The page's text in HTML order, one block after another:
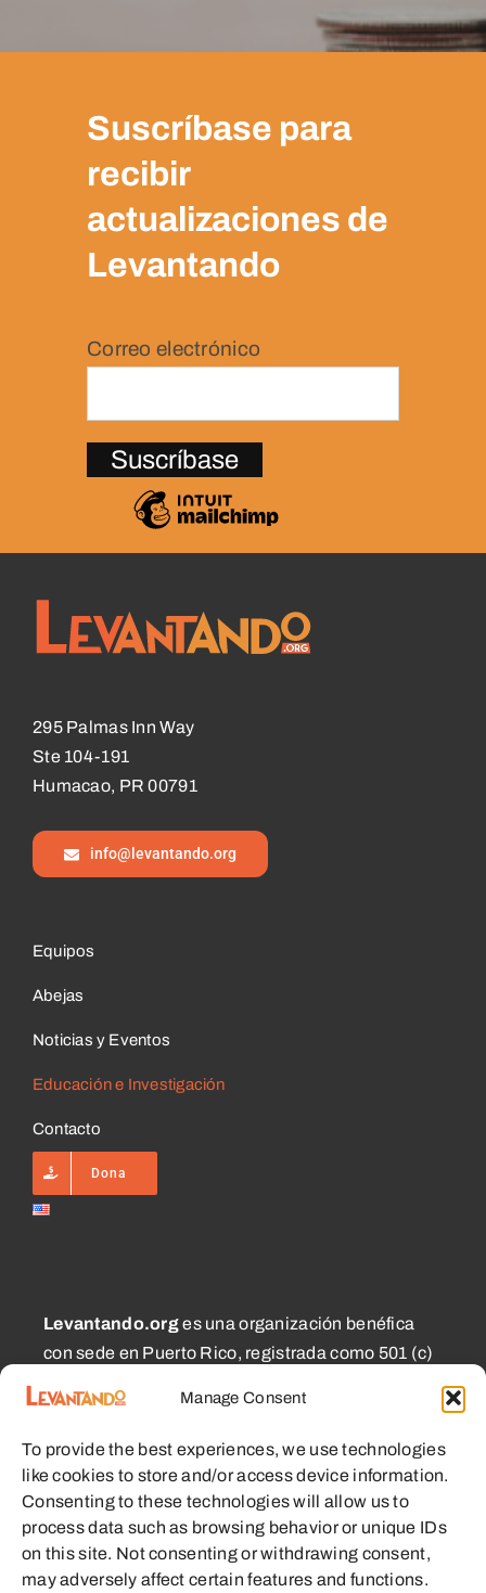
Manage Consent
To provide the best experiences, we use technologies
like cookies to store and/or access device information.
Consenting to these technologies will allow us to
process data such as browsing behavior or unique IDs
on this site. Not consenting or withdrawing consent,
may adversely affect certain features and functions.
Suscríbase para
recibir
actualizaciones de
Levantando
Correo electrónico
295 Palmas Inn Way
Ste 104-191
Humacao, PR 00791
info@levantando.org
Equipos
Abejas
Noticias y Eventos
Educación e Investigación
Contacto
Dona
Levantando.orges una organización benéfica
con sede en Puerto Rico, registrada como 501 (c)
apoya a pequeños agricultores con equipos,
educación y otros recursos con el objetivo de
habilitar comunidades sostenibles.